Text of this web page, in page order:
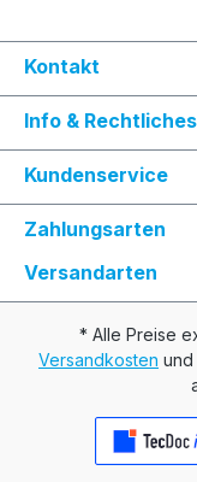
Kontakt
Info & Rechtliches
Kundenservice
Zahlungsarten
Versandarten
* Alle Preise
Versandkosten und